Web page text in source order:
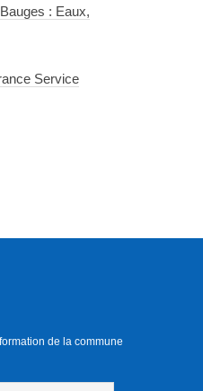
: Eaux,
Service
de la commune